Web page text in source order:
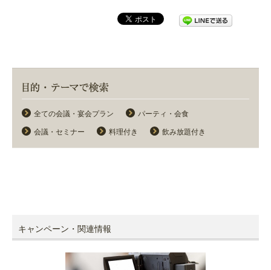
全ての会議・宴会プラン パーティ・会食
会議・セミナー 料理付き 飲み放題付き
キャンペーン・関連情報